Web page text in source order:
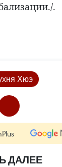
.
Хюэ
ДАЛЕЕ